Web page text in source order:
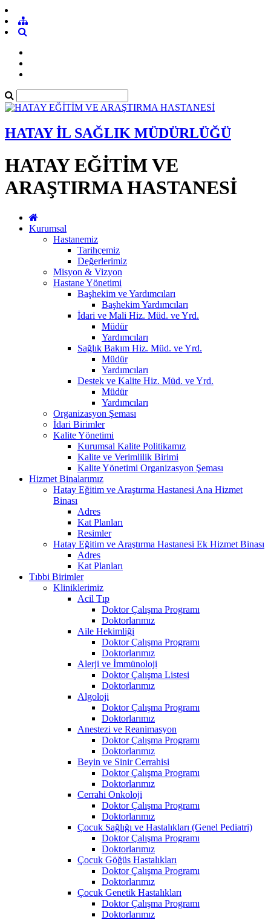
HATAY İL SAĞLIK MÜDÜRLÜĞÜ
HATAY EĞİTİM VE
ARAŞTIRMA HASTANESİ
Kurumsal
Hastanemiz
Tarihçemiz
Değerlerimiz
Misyon & Vizyon
Hastane Yönetimi
Başhekim ve Yardımcıları
Başhekim Yardımcıları
İdari ve Mali Hiz. Müd. ve Yrd.
Müdür
Yardımcıları
Sağlık Bakım Hiz. Müd. ve Yrd.
Müdür
Yardımcıları
Destek ve Kalite Hiz. Müd. ve Yrd.
Müdür
Yardımcıları
Organizasyon Şeması
İdari Birimler
Kalite Yönetimi
Kurumsal Kalite Politikamız
Kalite ve Verimlilik Birimi
Kalite Yönetimi Organizasyon Şeması
Hizmet Binalarımız
Hatay Eğitim ve Araştırma Hastanesi Ana Hizmet
Binası
Adres
Kat Planları
Resimler
Hatay Eğitim ve Araştırma Hastanesi Ek Hizmet Binası
Adres
Kat Planları
Tıbbi Birimler
Kliniklerimiz
Acil Tıp
Doktor Çalışma Programı
Doktorlarımız
Aile Hekimliği
Doktor Çalışma Programı
Doktorlarımız
Alerji ve İmmünoloji
Doktor Çalışma Listesi
Doktorlarımız
Algoloji
Doktor Çalışma Programı
Doktorlarımız
Anestezi ve Reanimasyon
Doktor Çalışma Programı
Doktorlarımız
Beyin ve Sinir Cerrahisi
Doktor Çalışma Programı
Doktorlarımız
Cerrahi Onkoloji
Doktor Çalışma Programı
Doktorlarımız
Çocuk Sağlığı ve Hastalıkları (Genel Pediatri)
Doktor Çalışma Programı
Doktorlarımız
Çocuk Göğüs Hastalıkları
Doktor Çalışma Programı
Doktorlarımız
Çocuk Genetik Hastalıkları
Doktor Çalışma Programı
Doktorlarımız